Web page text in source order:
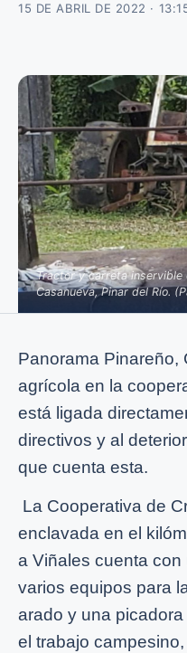
15 DE ABRIL DE 2022 ·
Tractor y carreta inservible
Casanueva, Pinar del Río.
Panorama Pinareño,
agrícola en la
está ligada
directivos y al
que cuenta esta.
La Cooperativa de
enclavada en el
a Viñales cuenta con
varios equipos para
arado y una
el trabajo